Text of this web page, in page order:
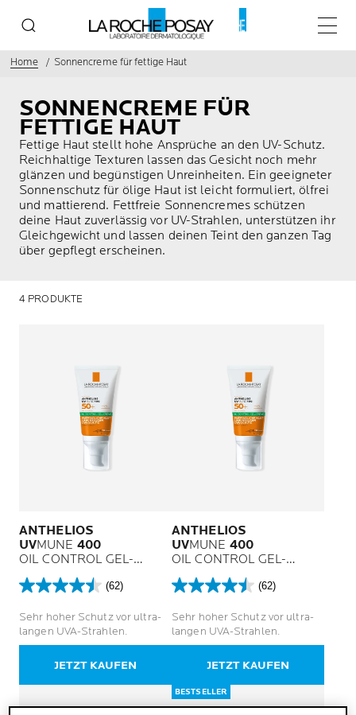
Home Sonnencreme für fettige Haut
SONNENCREME FÜR
FETTIGE HAUT
Fettige Haut stellt hohe Ansprüche an den UV-Schutz.
Reichhaltige Texturen lassen das Gesicht noch mehr
glänzen und begünstigen Unreinheiten. Ein geeigneter
Sonnenschutz für ölige Haut ist leicht formuliert, ölfrei
und mattierend. Fettfreie Sonnencremes schützen
deine Haut zuverlässig vor UV-Strahlen, unterstützen ihr
Gleichgewicht und lassen deinen Teint den ganzen Tag
über gepflegt erscheinen.
4 PRODUKTE
ANTHELIOS
UVMUNE 400
OIL CONTROL GEL-
CREME LSF 50+ OHNE
DUFTSTOFFE (62)
4.5
5
Sternen.
Bewertungen
Sehr hoher Schutz vor ultra-
langen UVA-Strahlen.
JETZT KAUFEN
ANTHELIOS
UVMUNE 400
OIL CONTROL GEL-
CREME LSF 50+ OHNE
DUFTSTOFFE (62)
4.5
5
Sternen.
Bewertungen
Sehr hoher Schutz vor ultra-
langen UVA-Strahlen.
JETZT KAUFEN
BESTSELLER